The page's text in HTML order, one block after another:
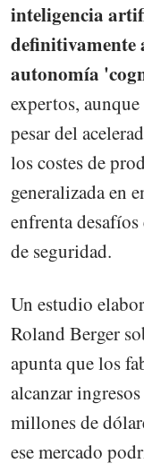
inteligencia
definitivamente
autonomía
expertos,
pesar del
los costes de
generalizada en
enfrenta
de seguridad.
Un estudio
Roland Berger
apunta que los
alcanzar
millones de
ese mercado